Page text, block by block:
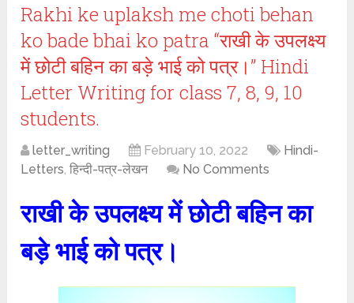
Rakhi ke uplaksh me choti behan
ko bade bhai ko patra “राखी के उपलक्ष्य
में छोटी बहिन का बड़े भाई को पत्र।” Hindi
Letter Writing for class 7, 8, 9, 10
students.
letter_writing February 10, 2022
Hindi-
Letters,हिन्दी-पत्र-लेखन No Comments
राखी के उपलक्ष्य मेंछोटी बहिन का
बड़े भाई को पत्र।